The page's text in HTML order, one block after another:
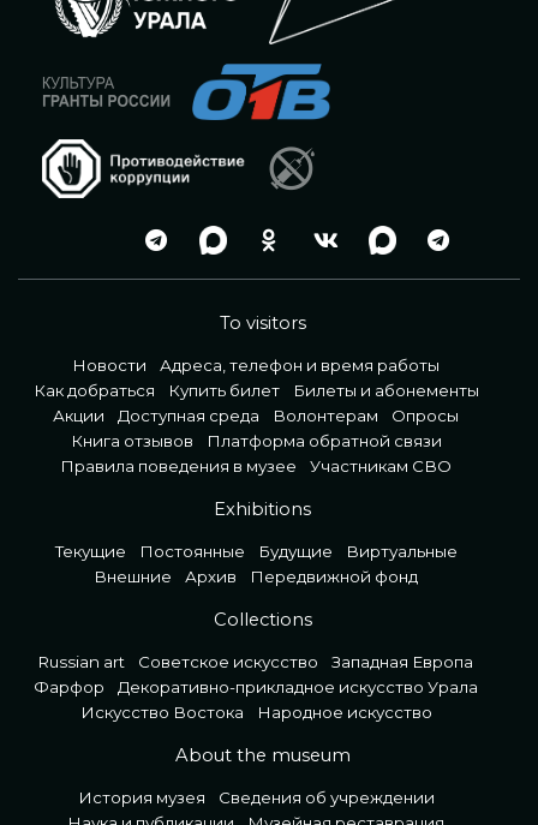
To visitors
Новости
Адреса, телефон и время работы
Как добраться
Купить билет
Билеты и абонементы
Акции
Доступная среда Волонтерам
Опросы
Книга отзывов
Платформа обратной связи
Правила поведения в музее
Участникам СВО
Exhibitions
Текущие Постоянные Будущие
Виртуальные
Внешние
Архив Передвижной фонд
Collections
Russian art Советское искусство
Западная Европа
Фарфор
Декоративно-прикладное искусство Урала
Искусство Востока
Народное искусство
About the museum
История музея
Сведения об учреждении